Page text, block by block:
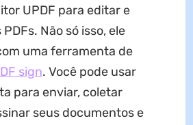
UPDF para editar e
Não só isso, ele
uma ferramenta de
sign. Você pode usar
para enviar, coletar
seus documentos e